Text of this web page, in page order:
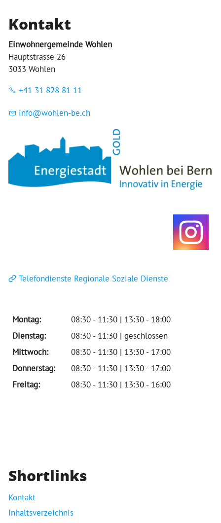
Kontakt
Einwohnergemeinde Wohlen
Hauptstrasse 26
3033 Wohlen
+41 31 828 81 11
nf w hl n-b ch
Telefondienste Regionale Soziale Dienste
Montag:
08:30 - 11:30 | 13:30 - 18:00
Dienstag:
08:30 - 11:30 | geschlossen
Mittwoch:
08:30 - 11:30 | 13:30 - 17:00
Donnerstag:
08:30 - 11:30 | 13:30 - 17:00
Freitag:
08:30 - 11:30 | 13:30 - 16:00
Shortlinks
Kontakt
Inhaltsverzeichnis